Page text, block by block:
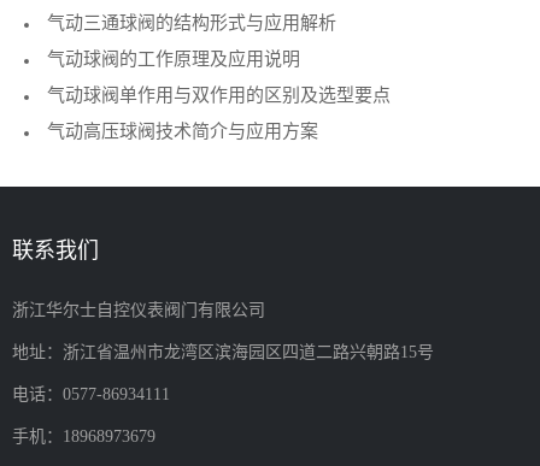
景（2026指南）
气动三通球阀的结构形式与应用解析
气动球阀的工作原理及应用说明
气动球阀单作用与双作用的区别及选型要点
气动高压球阀技术简介与应用方案
联系我们
浙江华尔士自控仪表阀门有限公司
地址：浙江省温州市龙湾区滨海园区四道二路兴朝路15号
电话：0577-86934111
手机：18968973679